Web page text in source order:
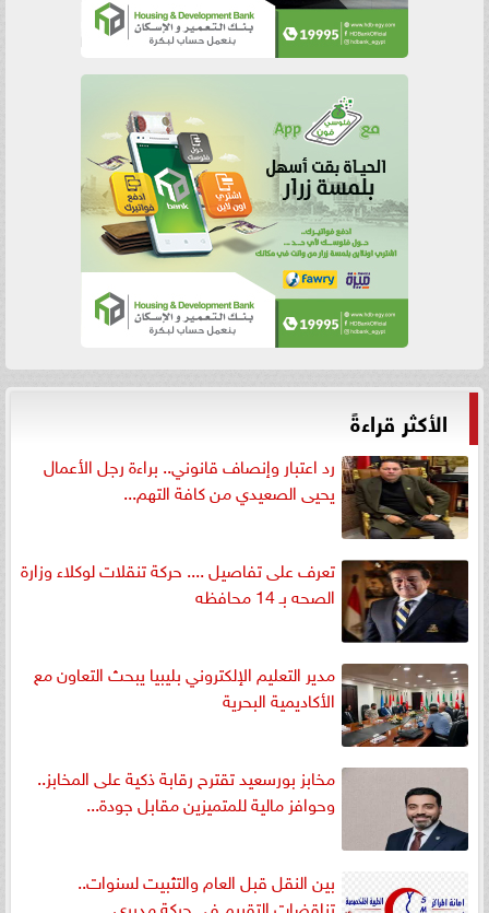
الأكثر قراءةً
رد اعتبار وإنصاف قانوني.. براءة رجل الأعمال
يحيى الصعيدي من كافة التهم...
تعرف على تفاصيل .... حركة تنقلات لوكلاء وزارة
الصحه بـ 14 محافظه
مدير التعليم الإلكتروني بليبيا يبحث التعاون مع
الأكاديمية البحرية
مخابز بورسعيد تقترح رقابة ذكية على المخابز..
وحوافز مالية للمتميزين مقابل جودة...
بين النقل قبل العام والتثبيت لسنوات..
تناقضات التقييم في حركة مديري